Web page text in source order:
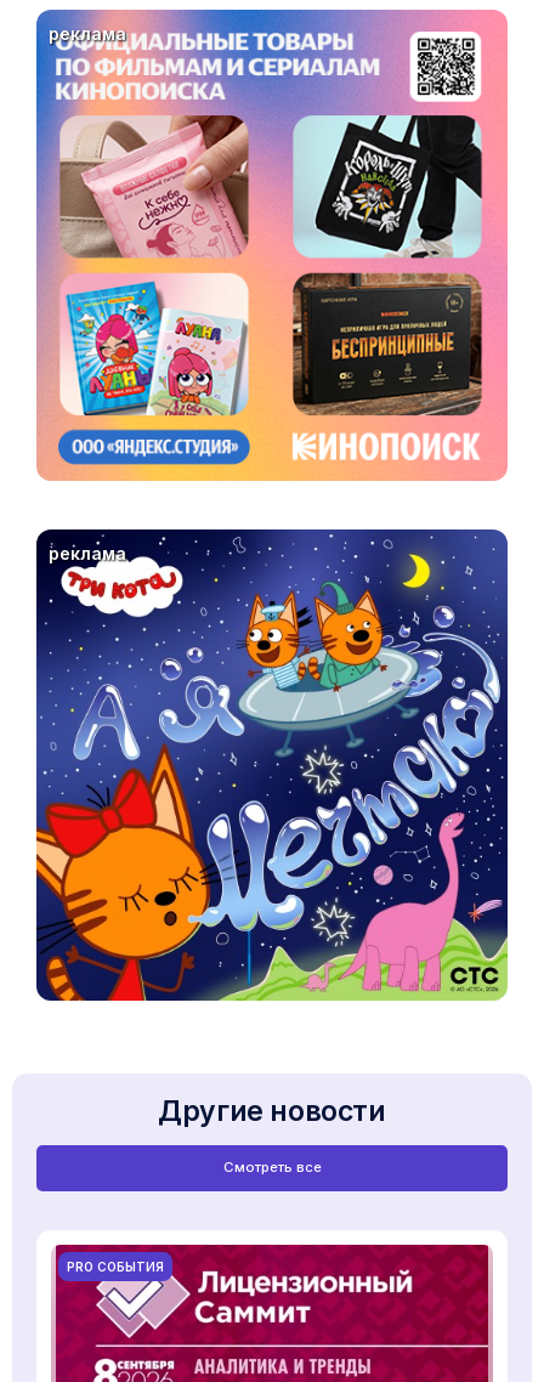
реклама
реклама
Другие новости
Смотреть все
PRO СОБЫТИЯ